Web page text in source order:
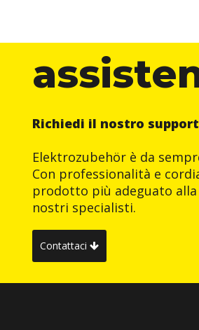
Richiedi il nostro
Elektrozubehör è da
Con professionalità e
prodotto più adeguato
nostri specialisti.
Contattaci